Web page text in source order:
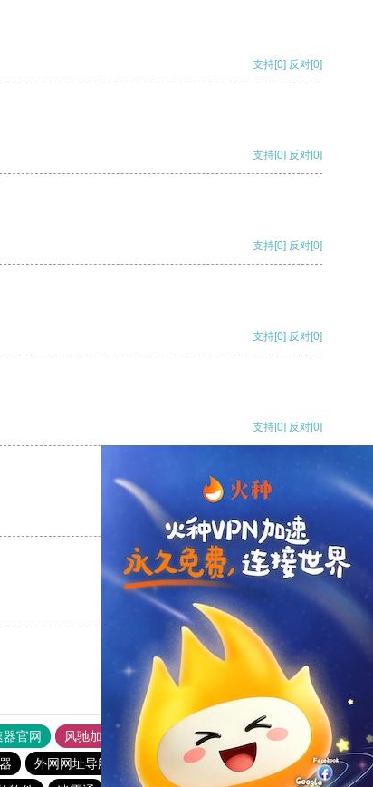
支持[0] 反对[0]
支持[0] 反对[0]
支持[0] 反对[0]
支持[0] 反对[0]
支持[0] 反对[0]
支持 反对
[0]
器官网 风驰加速器
旋风加速器
外网网址导航 软件中心 雷霆加速
狂飙加速器